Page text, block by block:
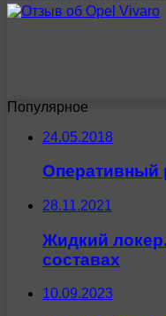
Популярное
24.05.2018
Оперативный
28.11.2021
Жидкий
составах
10.09.2023